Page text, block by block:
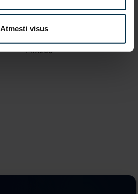
Atmesti visusLinas 52%, Medvilnė 48%
Gaminio dydis, cm
147X200